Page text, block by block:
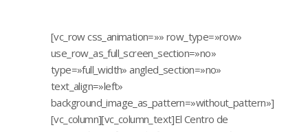
[vc_row css_animation=»» row_type=»row»
use_row_as_full_screen_section=»no»
type=»full_width» angled_section=»no»
text_align=»left»
background_image_as_pattern=»without_pattern»]
[vc_column][vc_column_text]El Centro de